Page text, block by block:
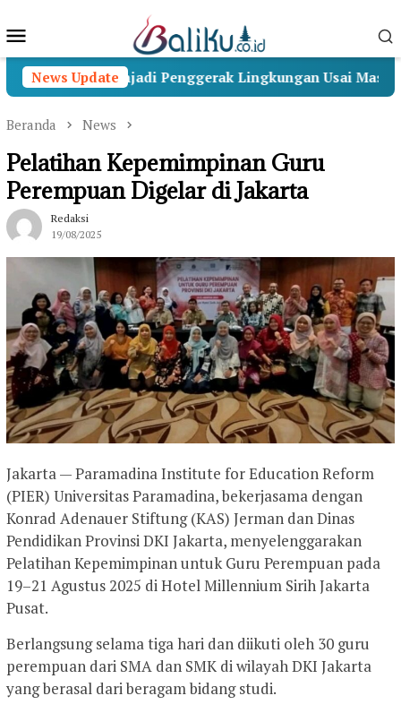
ke
Mobile
News Update
Menjadi Penggerak Lingkungan Usai Masa
Beranda News
Pelatihan Kepemimpinan Guru
Perempuan Digelar di Jakarta
Redaksi
19/08/2025
Jakarta — Paramadina Institute for Education Reform
(PIER) Universitas Paramadina, bekerjasama dengan
Konrad Adenauer Stiftung (KAS) Jerman dan Dinas
Pendidikan Provinsi DKI Jakarta, menyelenggarakan
Pelatihan Kepemimpinan untuk Guru Perempuan pada
19–21 Agustus 2025 di Hotel Millennium Sirih Jakarta
Pusat.
Berlangsung selama tiga hari dan diikuti oleh 30 guru
perempuan dari SMA dan SMK di wilayah DKI Jakarta
yang berasal dari beragam bidang studi.